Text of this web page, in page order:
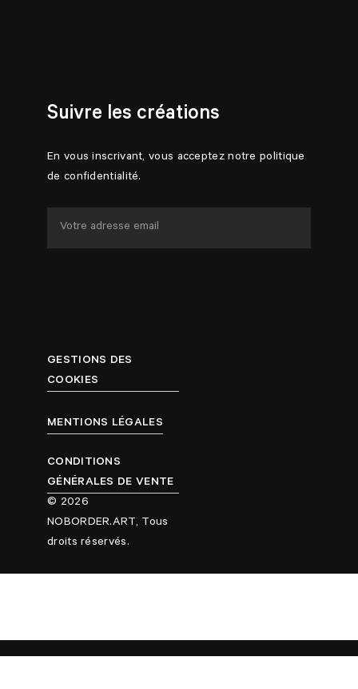
Suivre les créations
En vous inscrivant, vous acceptez notre politique
de confidentialité.
© 2026
NOBORDER.ART, Tous
droits réservés.
GESTIONS DES
COOKIES
MENTIONS LÉGALES
CONDITIONS
GÉNÉRALES DE VENTE